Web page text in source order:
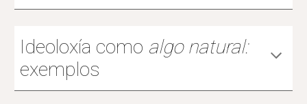
Ideoloxía como algo natural:
exemplos